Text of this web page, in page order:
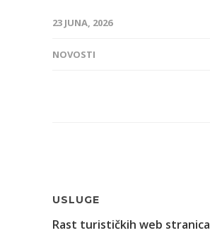
23 JUNA, 2026
NOVOSTI
USLUGE
Rast turističkih web stranica